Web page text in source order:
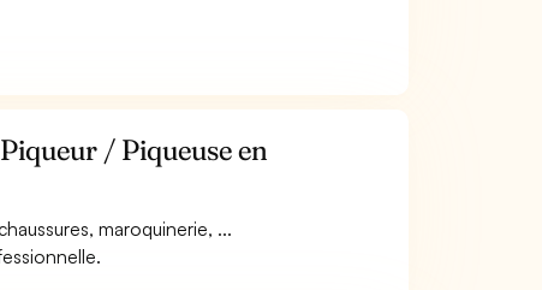
/ Piqueuse en
maroquinerie, ...